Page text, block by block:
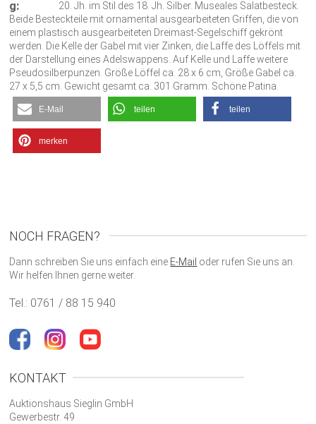
g:
20. Jh. im Stil des 18. Jh. Silber. Museales Salatbesteck.
Beide Besteckteile mit ornamental ausgearbeiteten Griffen, die von
einem plastisch ausgearbeiteten Dreimast-Segelschiff gekrönt
werden. Die Kelle der Gabel mit vier Zinken, die Laffe des Löffels mit
der Darstellung eines Adelswappens. Auf Kelle und Laffe weitere
Pseudosilberpunzen. Größe Löffel ca. 28 x 6 cm, Größe Gabel ca.
27 x 5,5 cm. Gewicht gesamt ca. 301 Gramm. Schöne Patina.
E-Mail teilen teilen
merken
NOCH FRAGEN?
Dann schreiben Sie uns einfach eine E-Mail oder rufen Sie uns an.
Wir helfen Ihnen gerne weiter.
Tel.: 0761 / 88 15 940
KONTAKT
Auktionshaus Sieglin GmbH
Gewerbestr. 49